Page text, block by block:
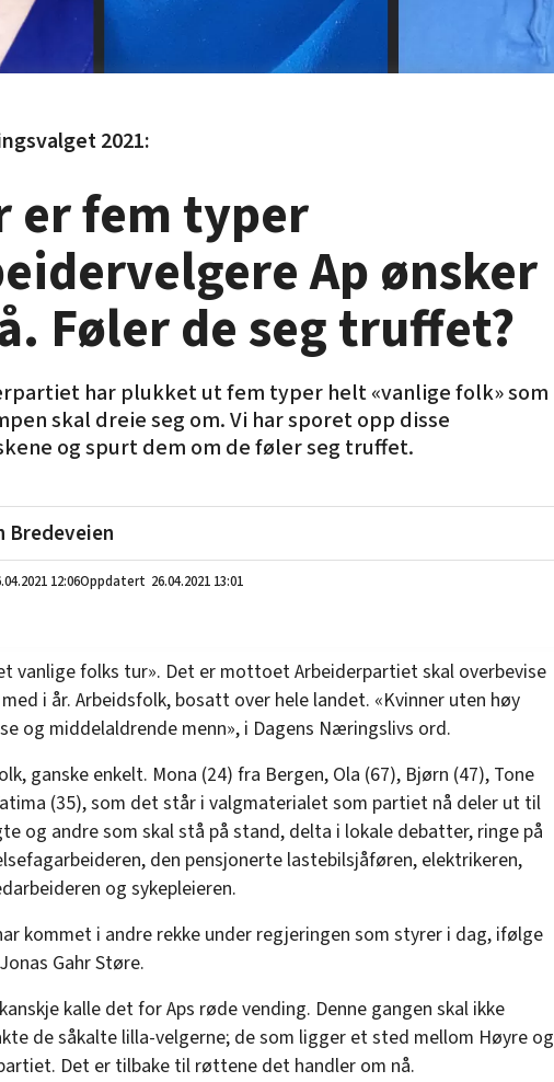
2021:
er fem typer
Ap ønsker
Føler de seg truffet?
har plukket ut fem typer helt «vanlige folk» som
skal dreie seg om. Vi har sporet opp disse
og spurt dem om de føler seg truffet.
Bredeveien
12:06 26.04.2021 13:01
vanlige folks tur». Det er mottoet Arbeiderpartiet skal overbevise
i år. Arbeidsfolk, bosatt over hele landet. «Kvinner uten høy
og middelaldrende menn», i Dagens Næringslivs ord.
ganske enkelt. Mona (24) fra Bergen, Ola (67), Bjørn (47), Tone
(35), som det står i valgmaterialet som partiet nå deler ut til
og andre som skal stå på stand, delta i lokale debatter, ringe på
den pensjonerte lastebilsjåføren, elektrikeren,
og sykepleieren.
kommet i andre rekke under regjeringen som styrer i dag, ifølge
Gahr Støre.
kalle det for Aps røde vending. Denne gangen skal ikke
de såkalte lilla-velgerne; de som ligger et sted mellom Høyre og
Det er tilbake til røttene det handler om nå.